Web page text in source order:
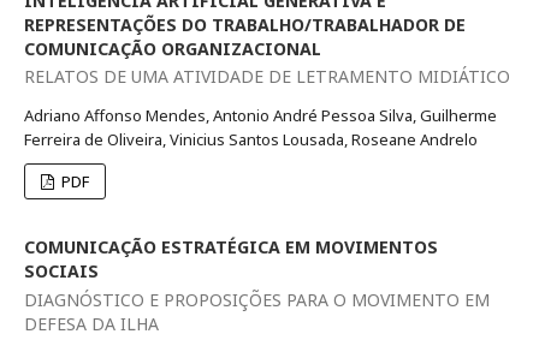
REPRESENTAÇÕES DO TRABALHO/TRABALHADOR DE
COMUNICAÇÃO ORGANIZACIONAL
RELATOS DE UMA ATIVIDADE DE LETRAMENTO MIDIÁTICO
Adriano Affonso Mendes, Antonio André Pessoa Silva, Guilherme
Ferreira de Oliveira, Vinicius Santos Lousada, Roseane Andrelo
PDF
COMUNICAÇÃO ESTRATÉGICA EM MOVIMENTOS
SOCIAIS
DIAGNÓSTICO E PROPOSIÇÕES PARA O MOVIMENTO EM
DEFESA DA ILHA